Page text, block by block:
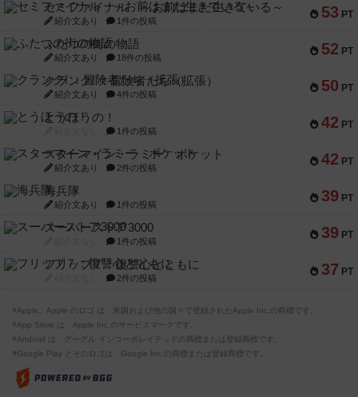
53 PT
セミファイナル ～お前はまだ生きている～
紹介文あり 1件の投稿
52 PT
ふたつの街の物語
紹介文あり 18件の投稿
50 PT
クランク! ：冒険者たち（拡張）
紹介文あり 4件の投稿
42 PT
とうほうの！
1件の投稿
42 PT
スターマイン・ラミー ポケット
紹介文あり 2件の投稿
39 PT
海兵隊
紹介文あり 1件の投稿
39 PT
スーパーストア3000
1件の投稿
37 PT
フリップ７：復讐心とともに
2件の投稿
※Apple、Apple のロゴ は、米国および他の国々で登録されたApple Inc.の商標です。
※App Store は、Apple Inc.のサービスマークです。
※Android は、グーグル インコーポレイテッドの商標または登録商標です。
※Google Play とそのロゴは、Google Inc.の商標または登録商標です。